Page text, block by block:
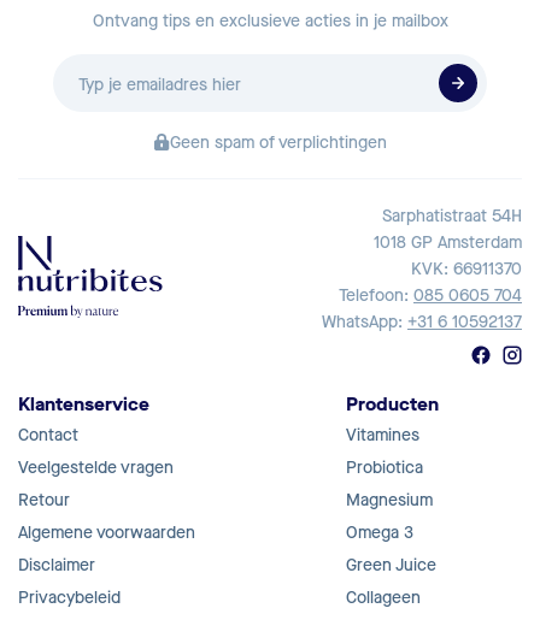
Ontvang tips en exclusieve acties in je mailbox
Geen spam of verplichtingen
Sarphatistraat 54H
1018 GP Amsterdam
KVK: 66911370
Telefoon: 085 0605 704
WhatsApp: +31 6 10592137
Klantenservice
Contact
Veelgestelde vragen
Retour
Algemene voorwaarden
Disclaimer
Privacybeleid
Producten
Vitamines
Probiotica
Magnesium
Omega 3
Green Juice
Collageen